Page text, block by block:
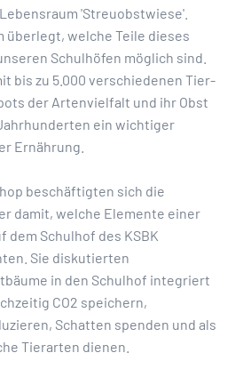
'Streuobstwiese'.
überlegt, welche Teile dieses
Schulhöfen möglich sind.
bis zu 5.000 verschiedenen Tier-
der Artenvielfalt und ihr Obst
ein wichtiger
Ernährung.
beschäftigten sich die
damit, welche Elemente einer
dem Schulhof des KSBK
Sie diskutierten
in den Schulhof integriert
CO2 speichern,
Schatten spenden und als
Tierarten dienen.